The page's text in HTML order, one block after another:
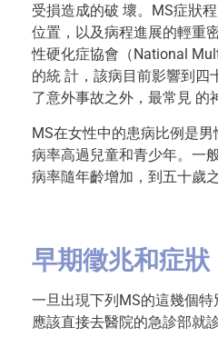
受損造成的破 壞。MS症狀
位置，以及病程進展的輕重
性硬化症協會（National
的統 計，該病目前影響到四
了意外事故之外，最常見 的
MS在女性中的患病比例是
病率高過兒童和青少年。一
病率隨年齡增加，到五十歲
早期徵兆和症狀
一旦出現下列MS的這幾個
應該直接去醫院的急診部就診